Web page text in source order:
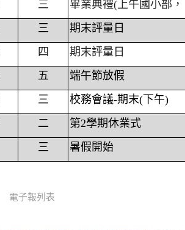
三
畢業典禮(上午國小部
三
期末評量日
四
期末評量日
五
端午節放假
三
校務會議-期末(下午)
二
第2學期休業式
三 暑假開始
電子報列表